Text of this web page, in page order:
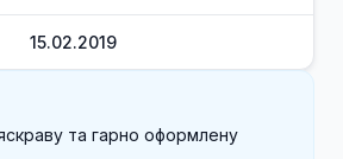
15.02.2019
та гарно оформлену